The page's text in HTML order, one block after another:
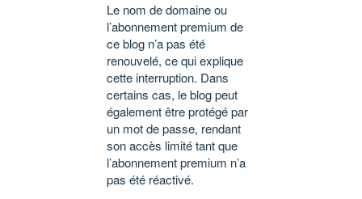
Le nom de domaine ou
l’abonnement premium de
ce blog n’a pas été
renouvelé, ce qui explique
cette interruption. Dans
certains cas, le blog peut
également être protégé par
un mot de passe, rendant
son accès limité tant que
l’abonnement premium n’a
pas été réactivé.